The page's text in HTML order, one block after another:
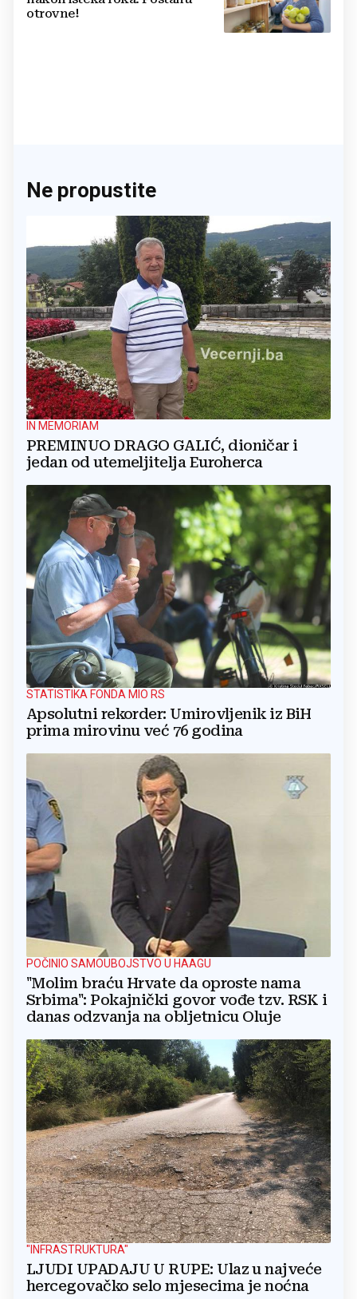
otrovne!
Ne propustite
IN MEMORIAM
PREMINUO DRAGO GALIĆ, dioničar i
jedan od utemeljitelja Euroherca
STATISTIKA FONDA MIO RS
Apsolutni rekorder: Umirovljenik iz BiH
prima mirovinu već 76 godina
POČINIO SAMOUBOJSTVO U HAAGU
"Molim braću Hrvate da oproste nama
Srbima": Pokajnički govor vođe tzv. RSK i
danas odzvanja na obljetnicu Oluje
"INFRASTRUKTURA"
LJUDI UPADAJU U RUPE: Ulaz u najveće
hercegovačko selo mjesecima je noćna